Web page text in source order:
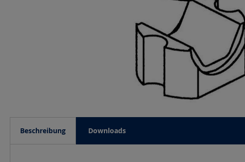
Beschreibung Downloads